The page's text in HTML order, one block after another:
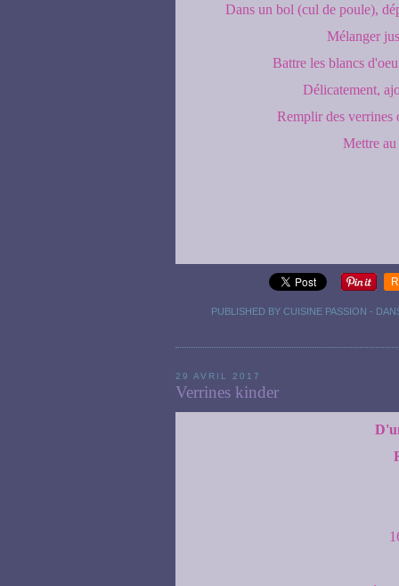
Dans un bol (cul de poule),
Mélanger
Battre les blancs
Délicatement,
Remplir des verrines
Mettre
PUBLISHED BY CUISINE PASSION -
29 AVRIL 2017
Verrines kinder